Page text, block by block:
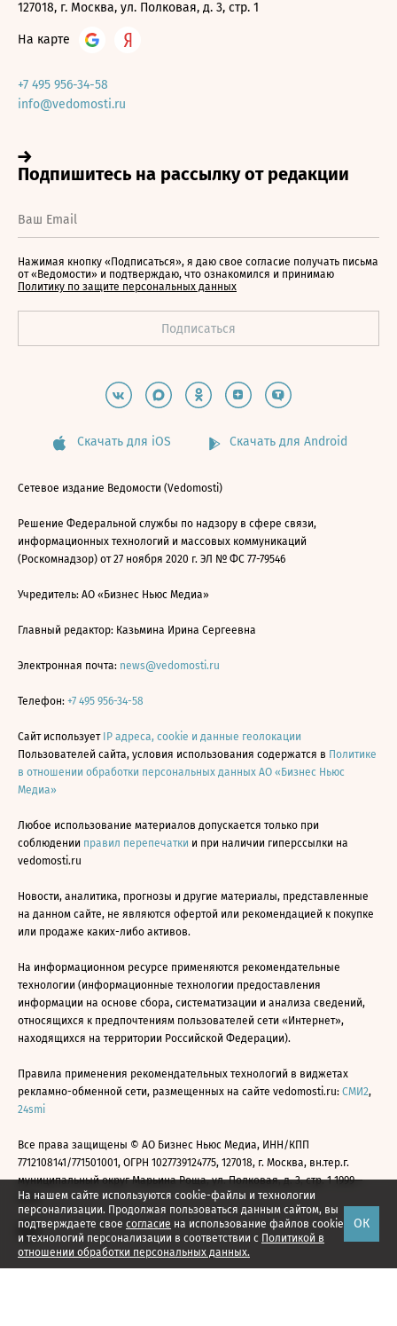
На нашем сайте используются cookie-файлы и технологии
персонализации. Продолжая пользоваться данным сайтом, вы
подтверждаете свое согласие на использование файлов cookie
и технологий персонализации в соответствии с Политикой в
отношении обработки персональных данных.
ОК
127018, г. Москва, ул. Полковая, д. 3, стр. 1
На карте
+7 495 956-34-58
info@vedomosti.ru
Нажимая кнопку «Подписаться», я даю свое согласие получать письма
от «Ведомости» и подтверждаю, что ознакомился и принимаю
Политику по защите персональных данных
Скачать для iOS Скачать для Android
Сетевое издание Ведомости (Vedomosti)
Решение Федеральной службы по надзору в сфере связи,
информационных технологий и массовых коммуникаций
(Роскомнадзор) от 27 ноября 2020 г. ЭЛ № ФС 77-79546
Учредитель: АО «Бизнес Ньюс Медиа»
Главный редактор: Казьмина Ирина Сергеевна
Электронная почта: news@vedomosti.ru
Телефон: +7 495 956-34-58
Сайт использует IP адреса, cookie и данные геолокации
Пользователей сайта, условия использования содержатся в Политике
в отношении обработки персональных данных АО «Бизнес Ньюс
Медиа»
Любое использование материалов допускается только при
соблюдении правил перепечатки и при наличии гиперссылки на
vedomosti.ru
Новости, аналитика, прогнозы и другие материалы, представленные
на данном сайте, не являются офертой или рекомендацией к покупке
или продаже каких-либо активов.
На информационном ресурсе применяются рекомендательные
технологии (информационные технологии предоставления
информации на основе сбора, систематизации и анализа сведений,
относящихся к предпочтениям пользователей сети «Интернет»,
находящихся на территории Российской Федерации).
Правила применения рекомендательных технологий в виджетах
рекламно-обменной сети, размещенных на сайте vedomosti.ru: СМИ2,
24smi
Все права защищены © АО Бизнес Ньюс Медиа, ИНН/КПП
7712108141/771501001, ОГРН 1027739124775, 127018, г. Москва, вн.тер.г.
муниципальный округ Марьина Роща, ул. Полковая, д. 3, стр. 1 1999—
2026